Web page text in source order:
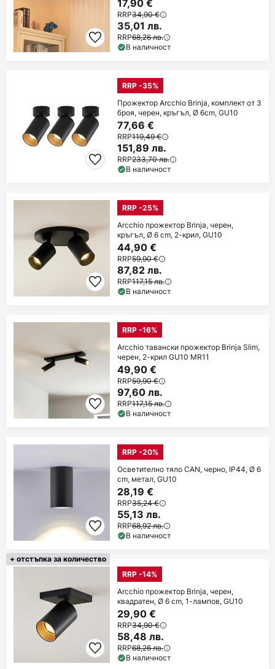
17,90 €
RRP34,90 €
35,01 лв.
RRP68,26 лв.
В наличност
RRP -35%
Прожектор Arcchio Brinja, комплект от 3
броя, черен, кръгъл, Ø 6cm, GU10
77,66 €
RRP119,49 €
151,89 лв.
RRP233,70 лв.
В наличност
RRP -25%
Arcchio прожектор Brinja, черен,
кръгъл, Ø 6 cm, 2-крил, GU10
44,90 €
RRP59,90 €
87,82 лв.
RRP117,15 лв.
В наличност
RRP -16%
Arcchio тавански прожектор Brinja Slim,
черен, 2-крил GU10 MR11
49,90 €
RRP59,90 €
97,60 лв.
RRP117,15 лв.
В наличност
RRP -20%
Осветително тяло CAN, черно, IP44, Ø 6
cm, метал, GU10
28,19 €
RRP35,24 €
55,13 лв.
RRP68,92 лв.
В наличност
+ отстъпка за количество
RRP -14%
Arcchio прожектор Brinja, черен,
квадратен, Ø 6 cm, 1-лампов, GU10
29,90 €
RRP34,90 €
58,48 лв.
RRP68,26 лв.
В наличност